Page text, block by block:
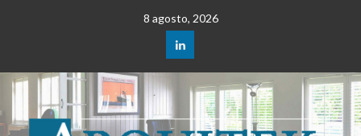
8 agosto, 2026